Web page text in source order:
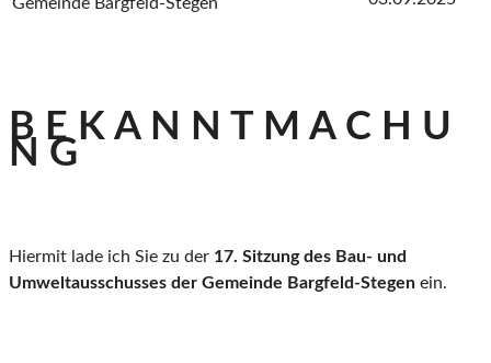
B E K A N N T M A C H U
N G
Hiermit lade ich Sie zu der 17. Sitzung des Bau- und
Umweltausschusses der Gemeinde Bargfeld-Stegen ein.